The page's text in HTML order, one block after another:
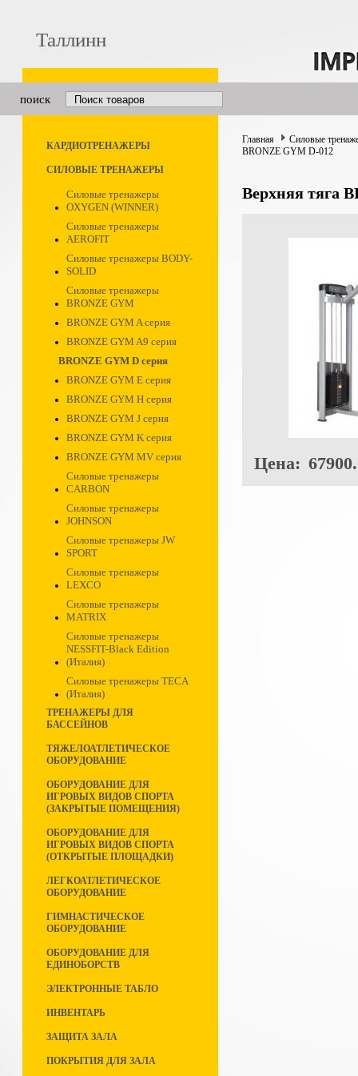
Таллинн
поиск
КАРДИОТРЕНАЖЕРЫ
СИЛОВЫЕ ТРЕНАЖЕРЫ
Силовые тренажеры
OXYGEN (WINNER)
Силовые тренажеры
AEROFIT
Силовые тренажеры BODY-
SOLID
Силовые тренажеры
BRONZE GYM
BRONZE GYM A серия
BRONZE GYM A9 серия
BRONZE GYM D серия
BRONZE GYM E серия
BRONZE GYM H серия
BRONZE GYM J серия
BRONZE GYM K серия
BRONZE GYM MV серия
Силовые тренажеры
CARBON
Силовые тренажеры
JOHNSON
Силовые тренажеры JW
SPORT
Силовые тренажеры
LEXCO
Силовые тренажеры
MATRIX
Силовые тренажеры
NESSFIT-Black Edition
(Италия)
Силовые тренажеры TECA
(Италия)
ТРЕНАЖЕРЫ ДЛЯ
БАССЕЙНОВ
ТЯЖЕЛОАТЛЕТИЧЕСКОЕ
ОБОРУДОВАНИЕ
ОБОРУДОВАНИЕ ДЛЯ
ИГРОВЫХ ВИДОВ СПОРТА
(ЗАКРЫТЫЕ ПОМЕЩЕНИЯ)
ОБОРУДОВАНИЕ ДЛЯ
ИГРОВЫХ ВИДОВ СПОРТА
(ОТКРЫТЫЕ ПЛОЩАДКИ)
ЛЕГКОАТЛЕТИЧЕСКОЕ
ОБОРУДОВАНИЕ
ГИМНАСТИЧЕСКОЕ
ОБОРУДОВАНИЕ
ОБОРУДОВАНИЕ ДЛЯ
ЕДИНОБОРСТВ
ЭЛЕКТРОННЫЕ ТАБЛО
ИНВЕНТАРЬ
ЗАЩИТА ЗАЛА
ПОКРЫТИЯ ДЛЯ ЗАЛА
Главная
Силовые
BRONZE GYM D-012
Верхняя тяга
Цена: